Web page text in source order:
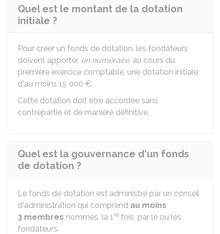
Quel est le montant de la dotation
initiale ?
Pour créer un fonds de dotation, les fondateurs
doivent apporter, en numéraire, au cours du
première exercice comptable, une dotation initiale
d'au moins 15 000 €.
Cette dotation doit être accordée sans
contrepartie et de manière définitive.
Quel est la gouvernance d'un fonds
de dotation ?
Le fonds de dotation est administré par un conseil
d'administration qui comprend au moins
3 membres nommés, la 1re fois, par le ou les
fondateurs.